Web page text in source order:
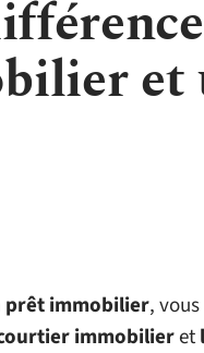
et
prêt immobilier,
immobilieret